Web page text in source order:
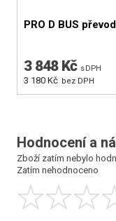
PRO D BUS
3 848 Kč s DPH
3 180 Kč bez DPH
Hodnocení a
Zboží zatím nebylo
Zatím nehodnoceno